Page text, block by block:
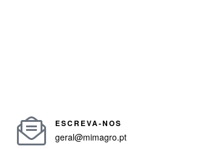
ESCREVA-NOS
geral@mimagro.pt